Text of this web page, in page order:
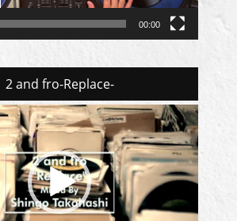
00:00
2 and fro-Replace-